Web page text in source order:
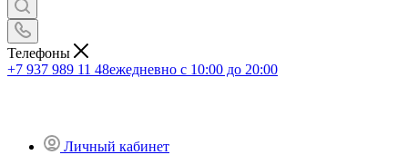
Телефоны
+7 937 989 11 48ежедневно с 10:00 до 20:00
Личный кабинет